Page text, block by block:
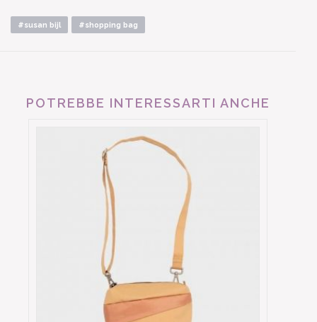
#susan bijl #shopping bag
POTREBBE INTERESSARTI ANCHE